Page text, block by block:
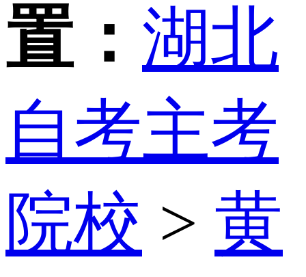
置： 湖北
自考主考
院校 > 黄